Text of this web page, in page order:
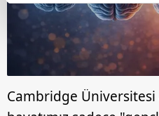
reklamların maliyetlerimizi
kalemimiz olduğunu sizlere
Her halükârda, kullanıcılar,
takdirde, kullanıcılara hedefli
gösterilmeyecektir."
Cambridge Üniversitesi